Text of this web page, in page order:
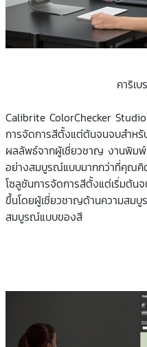
คาริเบรตเครื่
Calibrite ColorChecker
การจัดการสีตั้งแต่ต้นจนจบสำห
ผลลัพธ์จากผู้เชี่ยวชาญ งานพิม
อย่างสมบูรณ์แบบมากกว่าที่คุณคิ
โซลูชันการจัดการสีตั้งแต่เริ่มต้น
ขึ้นโดยผู้เชี่ยวชาญด้านความสม
สมบูรณ์แบบของสี